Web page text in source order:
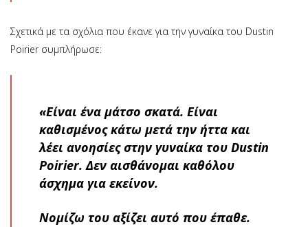
Σχετικά με τα σχόλια που έκανε για την γυναίκα του Dustin
Poirier συμπλήρωσε:
«Είναι ένα μάτσο σκατά. Είναι
καθισμένος κάτω μετά την ήττα και
λέει ανοησίες στην γυναίκα του Dustin
Poirier. Δεν αισθάνομαι καθόλου
άσχημα για εκείνον.
Νομίζω του αξίζει αυτό που έπαθε.